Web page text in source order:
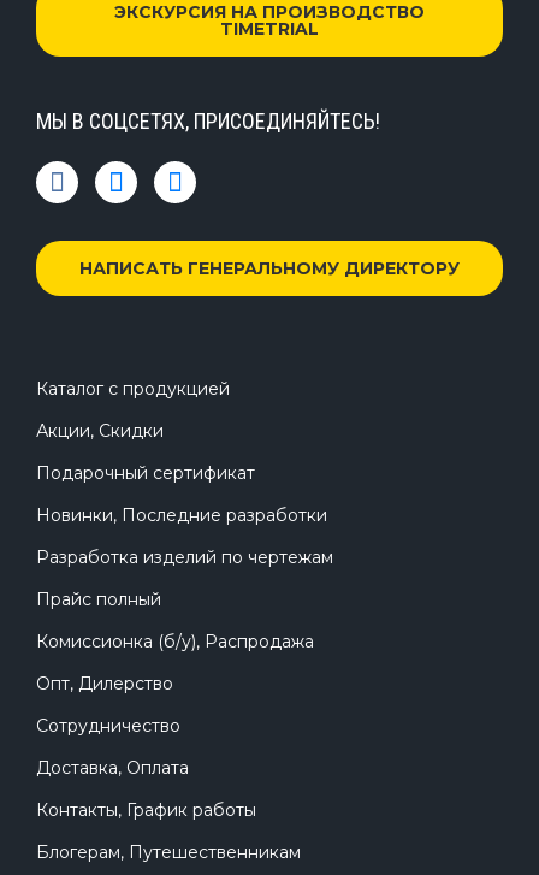
ЭКСКУРСИЯ НА ПРОИЗВОДСТВО
TIMETRIAL
МЫ В СОЦСЕТЯХ, ПРИСОЕДИНЯЙТЕСЬ!
НАПИСАТЬ ГЕНЕРАЛЬНОМУ ДИРЕКТОРУ
Каталог с продукцией
Акции, Скидки
Подарочный сертификат
Новинки, Последние разработки
Разработка изделий по чертежам
Прайс полный
Комиссионка (б/у), Распродажа
Опт, Дилерство
Сотрудничество
Доставка, Оплата
Контакты, График работы
Блогерам, Путешественникам